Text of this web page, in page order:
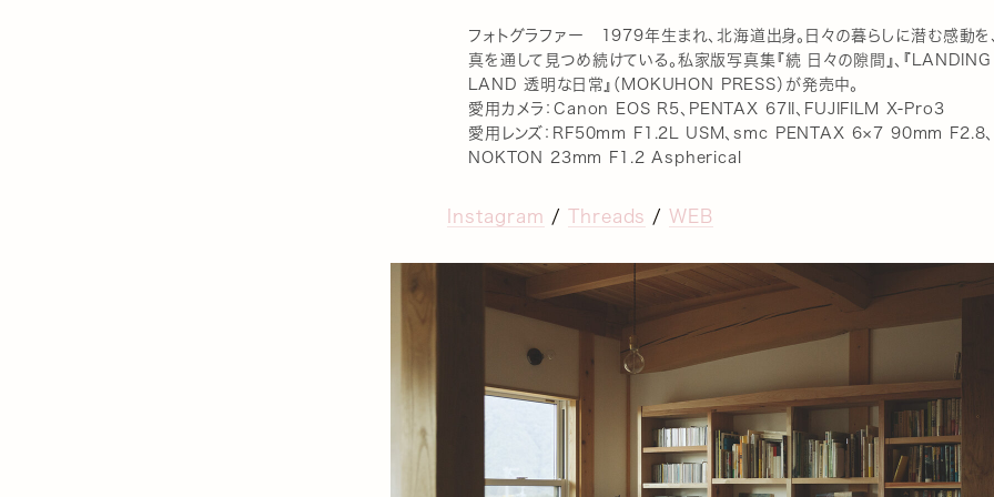
フォトグラファー 1979年生まれ、北海道出身。日々の暮らしに潜む感動を
真を通して見つめ続けている。私家版写真集『続 日々の隙間』、『LANDING
LAND 透明な日常』（MOKUHON PRESS）が発売中。
愛用カメラ：Canon EOS R5、PENTAX 67II、FUJIFILM X-Pro3
愛用レンズ：RF50mm F1.2L USM、smc PENTAX 6×7 90mm F2.8、
NOKTON 23mm F1.2 Aspherical
Instagram / Threads /WEB